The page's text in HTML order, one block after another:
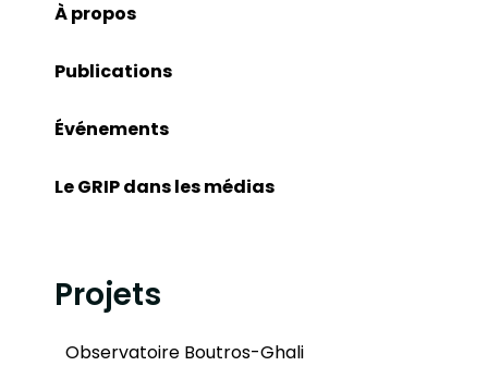
À propos
Publications
Événements
Le GRIP dans les médias
Projets
Observatoire Boutros-Ghali